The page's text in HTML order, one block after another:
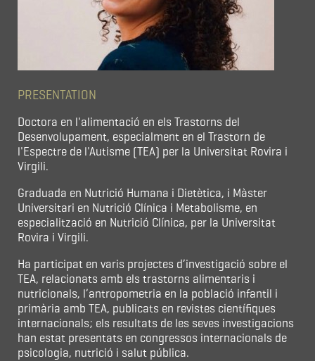
PRESENTATION
Doctora en l'alimentació en els Trastorns del
Desenvolupament, especialment en el Trastorn de
l'Espectre de l'Autisme (TEA) per la Universitat Rovira i
Virgili.
Graduada en Nutrició Humana i Dietètica, i Màster
Universitari en Nutrició Clínica i Metabolisme, en
especialització en Nutrició Clínica, per la Universitat
Rovira i Virgili.
Ha participat en varis projectes d’investigació sobre el
TEA, relacionats amb els trastorns alimentaris i
nutricionals, l’antropometria en la població infantil i
primària amb TEA, publicats en revistes científiques
internacionals; els resultats de les seves investigacions
han estat presentats en congressos internacionals de
psicologia, nutrició i salut pública.